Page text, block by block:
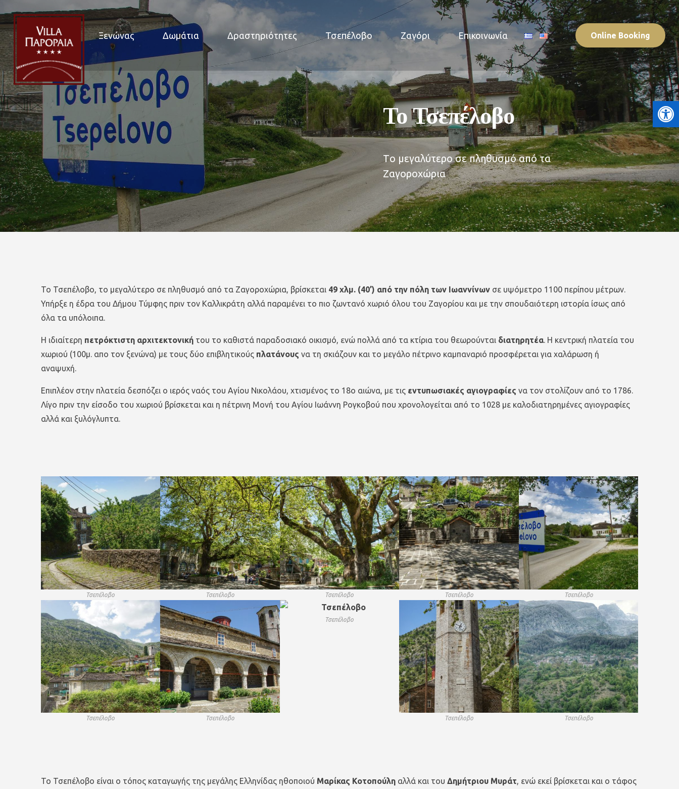
Ξενώνας Δωμάτια Δραστηριότητες Τσεπέλοβο Ζαγόρι Επικοινωνία Online Booking
Το Τσεπέλοβο
Tο μεγαλύτερο σε πληθυσμό από τα
Ζαγοροχώρια
Το Τσεπέλοβο, το μεγαλύτερο σε πληθυσμό από τα Ζαγοροχώρια, βρίσκεται 49 χλμ. (40’) από την πόλη των Ιωαννίνωνσε υψόμετρο 1100 περίπου μέτρων.
Υπήρξε η έδρα του Δήμου Τύμφης πριν τον Καλλικράτη αλλά παραμένει το πιο ζωντανό χωριό όλου του Ζαγορίου και με την σπουδαιότερη ιστορία ίσως από
όλα τα υπόλοιπα.
Η ιδιαίτερη πετρόκτιστη αρχιτεκτονικήτου το καθιστά παραδοσιακό οικισμό, ενώ πολλά από τα κτίρια του θεωρούνται διατηρητέα. Η κεντρική πλατεία του
χωριού (100μ. απο τον ξενώνα) με τους δύο επιβλητικούς πλατάνους να τη σκιάζουν και το μεγάλο πέτρινο καμπαναριό προσφέρεται για χαλάρωση ή
αναψυχή.
Επιπλέον στην πλατεία δεσπόζει ο ιερός ναός του Αγίου Νικολάου, χτισμένος το 18ο αιώνα, με τις εντυπωσιακές αγιογραφίες να τον στολίζουν από το 1786.
Λίγο πριν την είσοδο του χωριού βρίσκεται και η πέτρινη Μονή του Αγίου Ιωάννη Ρογκοβού που χρονολογείται από το 1028 με καλοδιατηρημένες αγιογραφίες
αλλά και ξυλόγλυπτα.
Τσεπέλοβο Τσεπέλοβο Τσεπέλοβο Τσεπέλοβο Τσεπέλοβο
Τσεπέλοβο Τσεπέλοβο
Τσεπέλοβο
Τσεπέλοβο Τσεπέλοβο
Το Τσεπέλοβο είναι ο τόπος καταγωγής της μεγάλης Ελληνίδας ηθοποιού Μαρίκας Κοτοπούληαλλά και του Δημήτριου Μυράτ, ενώ εκεί βρίσκεται και ο τάφος
Ανοίξτε τη γραμμή εργαλείων